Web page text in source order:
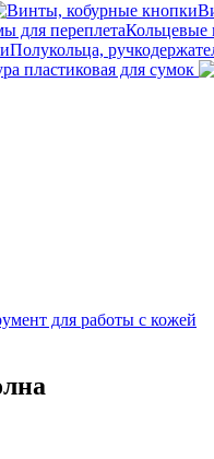
Кольцевые
Полукольца,
пластиковая для сумок
для работы с кожей